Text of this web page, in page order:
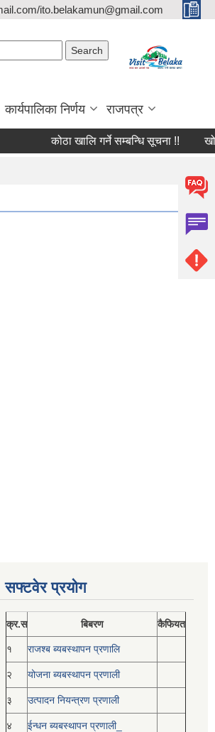
ito.belakamun@gmail.com
कार्यपालिका निर्णय राजपत्र
कोठा खालि गर्ने सम्बन्धि सूचना !!
सफ्टवेर प्रयोग
क्र.स बिबरण कैफियत
१ राजश्ब ब्यबस्थापन प्रणालि
२ योजना ब्यबस्थापन प्रणाली
३ उत्पादन नियन्त्रण प्रणाली
४ ईन्धन ब्यबस्थापन प्रणाली_